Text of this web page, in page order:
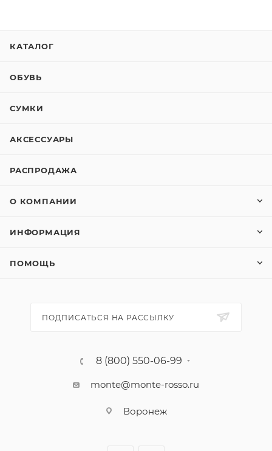
КАТАЛОГ
ОБУВЬ
СУМКИ
АКСЕССУАРЫ
РАСПРОДАЖА
О КОМПАНИИ
ИНФОРМАЦИЯ
ПОМОЩЬ
ПОДПИСАТЬСЯ НА РАССЫЛКУ
8 (800) 550-06-99
monte@monte-rosso.ru
Воронеж